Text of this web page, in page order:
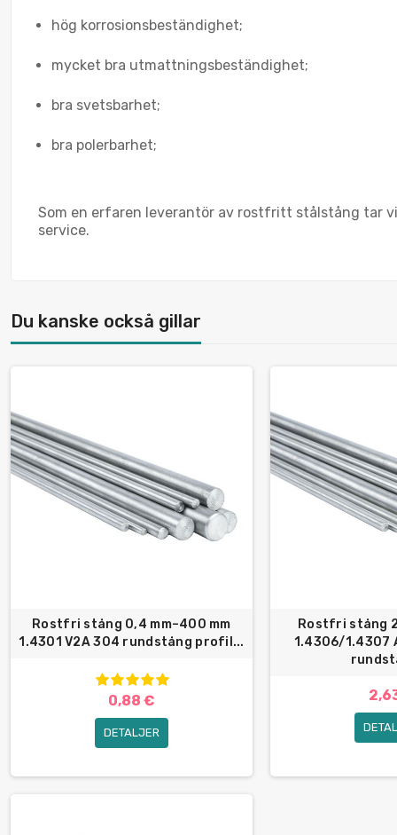
hög korrosionsbeständighet;
mycket bra utmattningsbeständighet;
bra svetsbarhet;
bra polerbarhet;
Som en erfaren leverantör av rostfritt stålstång tar
service.
Du kanske också gillar
Rostfri stång 0,4 mm–400 mm
1.4301 V2A 304 rundstång profil...
0,88 €
DETALJER
Rostfri stång
1.4306/1.4307